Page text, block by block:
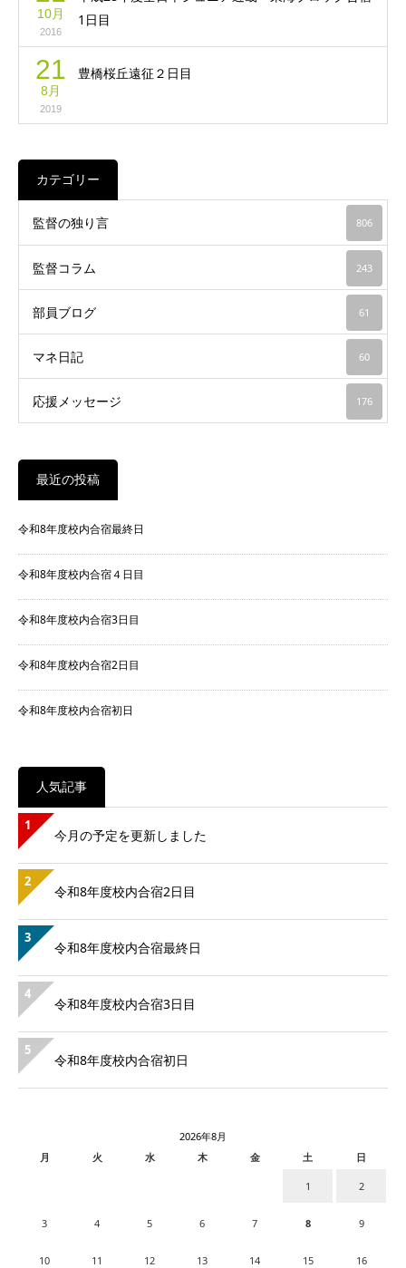
10月
2016
1日目
21
8月
2019
豊橋桜丘遠征２日目
カテゴリー
監督の独り言 806
監督コラム 243
部員ブログ 61
マネ日記 60
応援メッセージ 176
最近の投稿
令和8年度校内合宿最終日
令和8年度校内合宿４日目
令和8年度校内合宿3日目
令和8年度校内合宿2日目
令和8年度校内合宿初日
人気記事
1
今月の予定を更新しました
2
令和8年度校内合宿2日目
3
令和8年度校内合宿最終日
4
令和8年度校内合宿3日目
5
令和8年度校内合宿初日
2026年8月
月
火 水 木 金 土 日
1 2
3 4 5 6 7 8 9
10 11 12 13 14 15 16